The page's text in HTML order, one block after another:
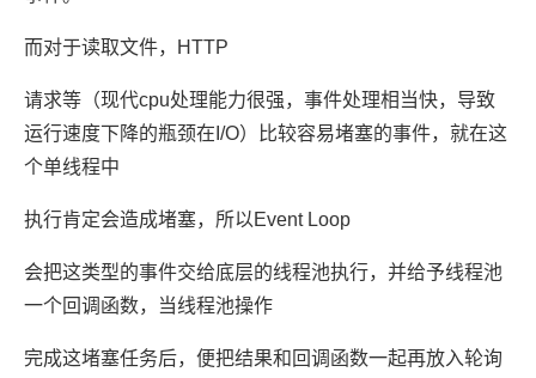
而对于读取文件，HTTP
请求等（现代cpu处理能力很强，事件处理相当快，导致
运行速度下降的瓶颈在I/O）比较容易堵塞的事件，就在这
个单线程中
执行肯定会造成堵塞，所以Event Loop
会把这类型的事件交给底层的线程池执行，并给予线程池
一个回调函数，当线程池操作
完成这堵塞任务后，便把结果和回调函数一起再放入轮询